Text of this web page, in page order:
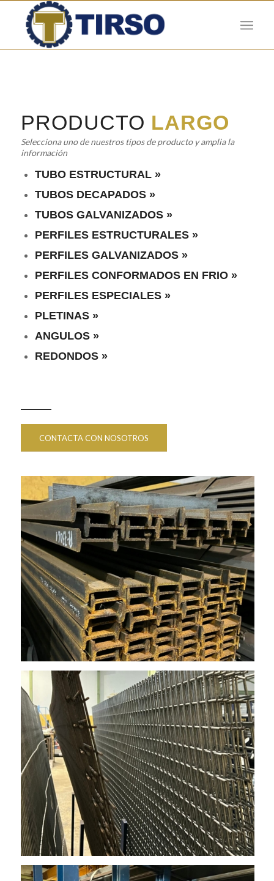
PRODUCTO LARGO
Selecciona uno de nuestros tipos de producto y amplia la
información
TUBO ESTRUCTURAL »
TUBOS DECAPADOS »
TUBOS GALVANIZADOS »
PERFILES ESTRUCTURALES »
PERFILES GALVANIZADOS »
PERFILES CONFORMADOS EN FRIO »
PERFILES ESPECIALES »
PLETINAS »
ANGULOS »
REDONDOS »
CONTACTA CON NOSOTROS